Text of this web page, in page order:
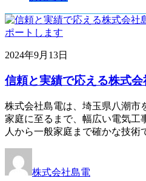
2024年9月13日
信頼と実績で応える株式
株式会社島電は、埼玉県八潮市
家庭に至るまで、幅広い電気工
人から一般家庭まで確かな技術
株式会社島電